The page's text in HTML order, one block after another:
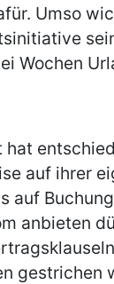
Umso
Wochen
hat
auf ihrer
auf
anbieten
gestrichen